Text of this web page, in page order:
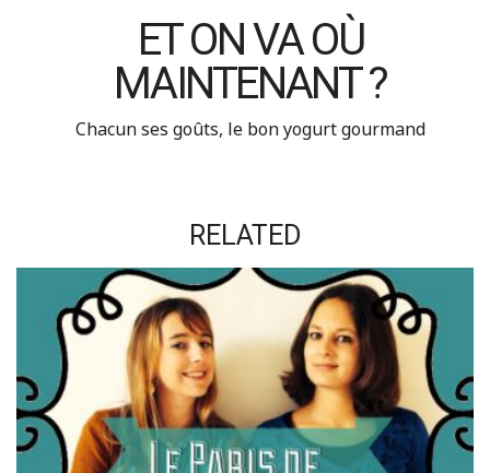
ET ON VA OÙ
MAINTENANT ?
Chacun ses goûts, le bon yogurt gourmand
RELATED